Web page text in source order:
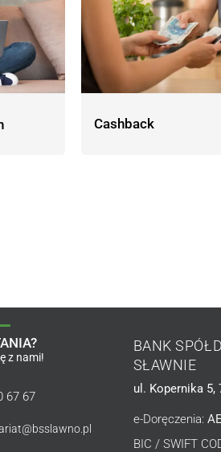
Cashback
z nami!
67 67
BANK
SŁAWNIE
ul. Kopernika 5,
e-Doręczenia:
BIC / SWIFT